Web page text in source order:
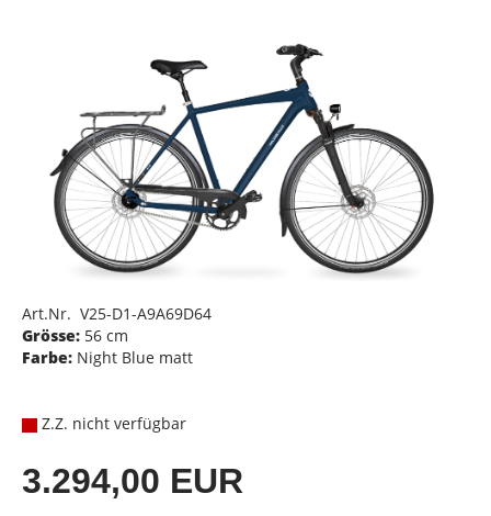
Art.Nr. V25-D1-A9A69D64
Grösse: 56 cm
Farbe: Night Blue matt
Z.Z. nicht verfügbar
3.294,00 EUR